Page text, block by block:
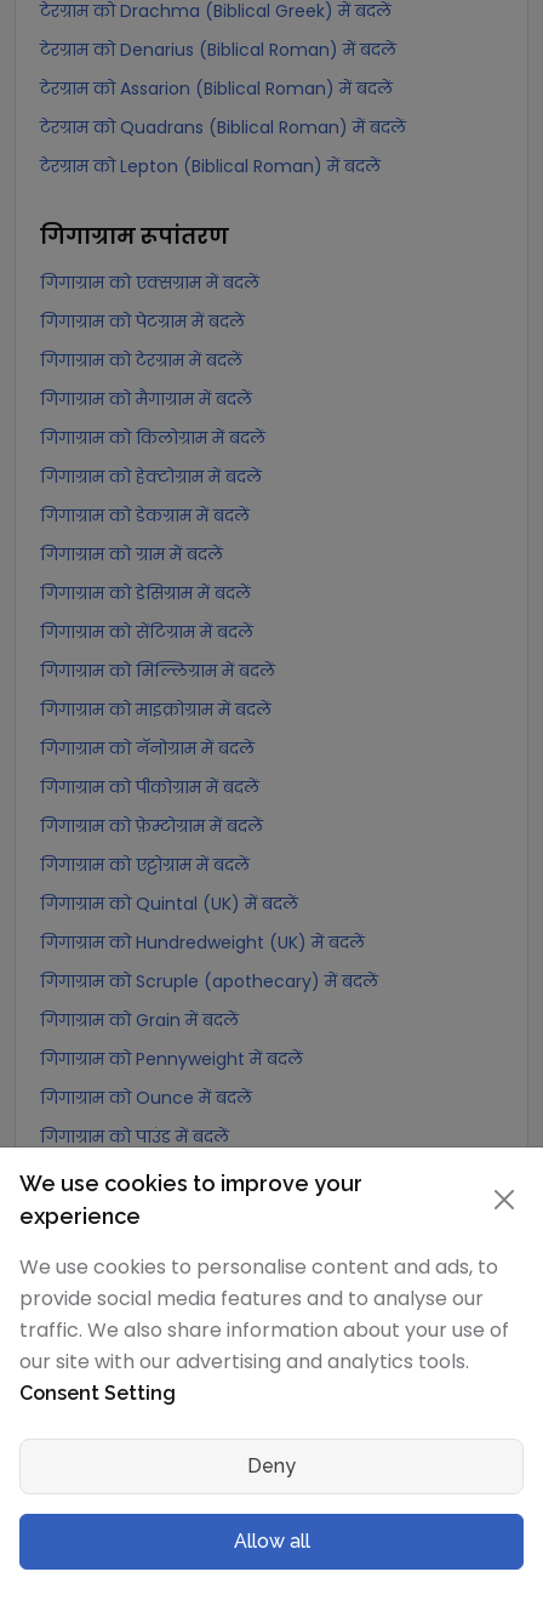
टेरग्राम को Drachma (Biblical Greek) में बदलें
टेरग्राम को Denarius (Biblical Roman) में बदलें
टेरग्राम को Assarion (Biblical Roman) में बदलें
टेरग्राम को Quadrans (Biblical Roman) में बदलें
टेरग्राम को Lepton (Biblical Roman) में बदलें
गिगाग्रामरूपांतरण
गिगाग्राम को एक्सग्राम में बदलें
गिगाग्राम को पेटग्राम में बदलें
गिगाग्राम को टेरग्राम में बदलें
गिगाग्राम को मैगाग्राम में बदलें
गिगाग्राम को किलोग्राम में बदलें
गिगाग्राम को हेक्टोग्राम में बदलें
गिगाग्राम को डेकग्राम में बदलें
गिगाग्राम को ग्राम में बदलें
गिगाग्राम को डेसिग्राम में बदलें
गिगाग्राम को सेंटिग्राम में बदलें
गिगाग्राम को मिल्लिग्राम में बदलें
गिगाग्राम को माइक्रोग्राम में बदलें
गिगाग्राम को नॅनोग्राम में बदलें
गिगाग्राम को पीकोग्राम में बदलें
गिगाग्राम को फ़ेम्टोग्राम में बदलें
गिगाग्राम को एट्टोग्राम में बदलें
गिगाग्राम को Quintal (UK) में बदलें
गिगाग्राम को Hundredweight (UK) में बदलें
गिगाग्राम को Scruple (apothecary) में बदलें
गिगाग्राम को Grain में बदलें
गिगाग्राम को Pennyweight में बदलें
गिगाग्राम को Ounce में बदलें
गिगाग्राम को पाउंड में बदलें
गिगाग्राम को stone (US) में बदलें
गिगाग्राम को quarter में बदलें
गिगाग्राम को Slug में बदलें
गिगाग्राम को Kilopound (kip) में बदलें
गिगाग्राम को टन (Long टन) में बदलें
गिगाग्राम को US टन (Short टन) में बदलें
गिगाग्राम को Tonne (Metric टन) में बदलें
गिगाग्राम को Quintal (metric) में बदलें
गिगाग्राम को Carat में बदलें
We use cookies to improve your
experience
We use cookies to personalise content and ads, to
provide social media features and to analyse our
traffic. We also share information about your use of
our site with our advertising and analytics tools.
Consent Setting
Deny
Allow all